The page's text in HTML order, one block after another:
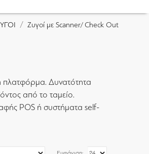
Ζυγοί με Scanner/ Check Out
πλατφόρμα. Δυνατότητα
από το ταμείο.
POS ή συστήματα self-